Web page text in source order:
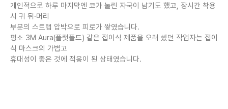
개인적으로 하루 마지막엔 코가 눌린 자국이 남기도 했고, 장시간 착용
시 귀 뒤·머리
부분의 스트랩 압박으로 피로가 쌓였습니다.
평소 3M Aura(플랫폴드) 같은 접이식 제품을 오래 썼던 작업자는 접이
식 마스크의 가볍고
휴대성이 좋은 것에 적응이 된 상태였습니다.